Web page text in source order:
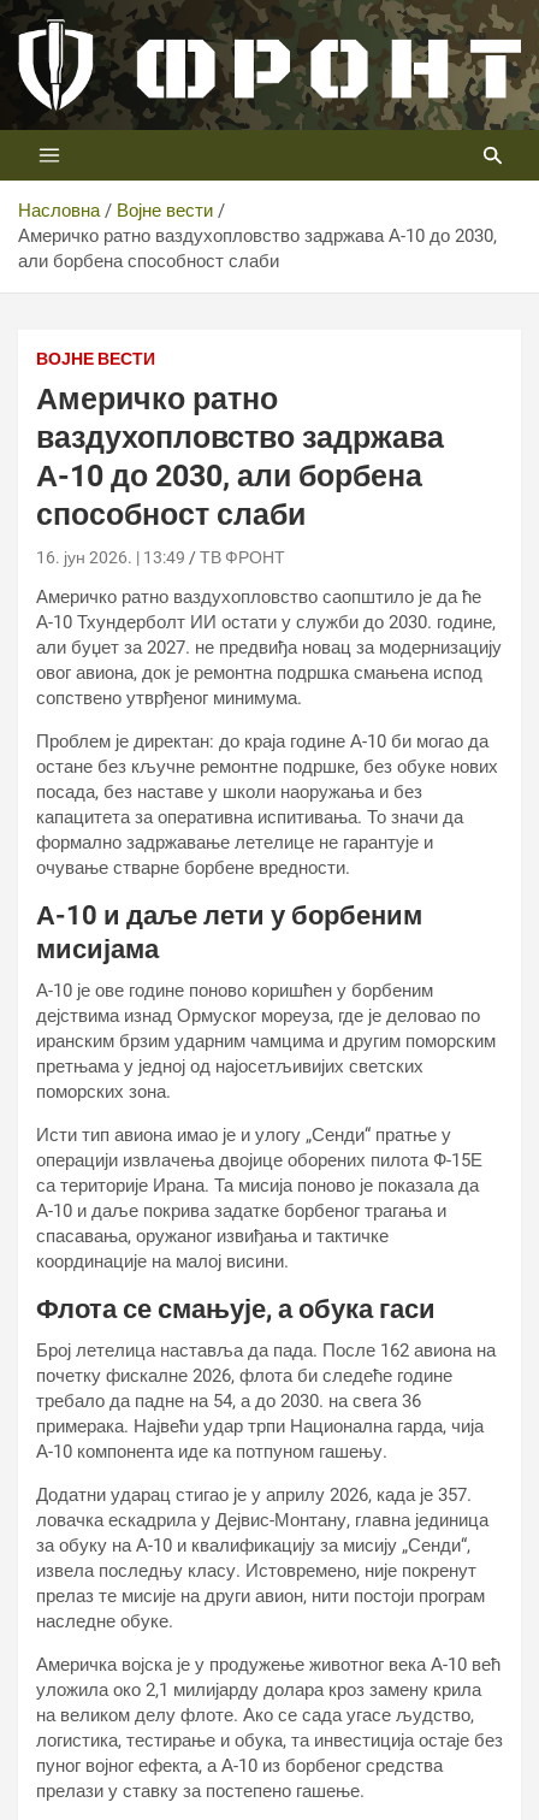
Скип
цонтент
Телевизија ФРОНТ
Први војни канал у Србији
Насловна
Војне вести
Америчко ратно ваздухопловство задржава А-10 до 2030,
али борбена способност слаби
ВОЈНЕ ВЕСТИ
Америчко ратно
ваздухопловство задржава
А-10 до 2030, али борбена
способност слаби
16. јун 2026. | 13:49 ТВ ФРОНТ
Америчко ратно ваздухопловство саопштило је да ће
А-10 Тхундерболт ИИ остати у служби до 2030. године,
али буџет за 2027. не предвиђа новац за модернизацију
овог авиона, док је ремонтна подршка смањена испод
сопствено утврђеног минимума.
Проблем је директан: до краја године А-10 би могао да
остане без кључне ремонтне подршке, без обуке нових
посада, без наставе у школи наоружања и без
капацитета за оперативна испитивања. То значи да
формално задржавање летелице не гарантује и
очување стварне борбене вредности.
А-10 и даље лети у борбеним
мисијама
А-10 је ове године поново коришћен у борбеним
дејствима изнад Ормуског мореуза, где је деловао по
иранским брзим ударним чамцима и другим поморским
претњама у једној од најосетљивијих светских
поморских зона.
Исти тип авиона имао је и улогу „Сенди“ пратње у
операцији извлачења двојице оборених пилота Ф-15Е
са територије Ирана. Та мисија поново је показала да
А-10 и даље покрива задатке борбеног трагања и
спасавања, оружаног извиђања и тактичке
координације на малој висини.
Флота се смањује, а обука гаси
Број летелица наставља да пада. После 162 авиона на
почетку фискалне 2026, флота би следеће године
требало да падне на 54, а до 2030. на свега 36
примерака. Највећи удар трпи Национална гарда, чија
А-10 компонента иде ка потпуном гашењу.
Додатни ударац стигао је у априлу 2026, када је 357.
ловачка ескадрила у Дејвис-Монтану, главна јединица
за обуку на А-10 и квалификацију за мисију „Сенди“,
извела последњу класу. Истовремено, није покренут
прелаз те мисије на други авион, нити постоји програм
наследне обуке.
Америчка војска је у продужење животног века А-10 већ
уложила око 2,1 милијарду долара кроз замену крила
на великом делу флоте. Ако се сада угасе људство,
логистика, тестирање и обука, та инвестиција остаје без
пуног војног ефекта, а А-10 из борбеног средства
прелази у ставку за постепено гашење.